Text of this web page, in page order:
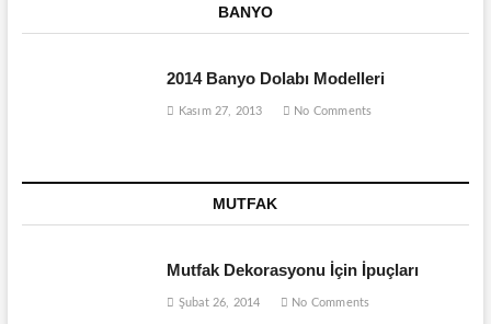
BANYO
2014 Banyo Dolabı Modelleri
Kasım 27, 2013 No Comments
MUTFAK
Mutfak Dekorasyonu İçin İpuçları
Şubat 26, 2014 No Comments